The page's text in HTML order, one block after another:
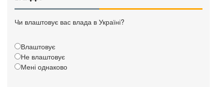
Чи влаштовує вас влада в Україні?
Влаштовує
Не влаштовує
Мені однаково